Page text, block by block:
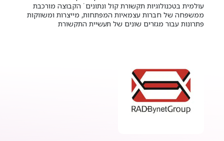
עולמית בטכנולוגיות תקשורת קול ונתונים˙ הקבוצה מורכבת
ממשפחה של חברות עצמאיות המפתחות, מייצרות ומשווקות
פתרונות עבור מגזרים שונים של תעשיית התקשורת